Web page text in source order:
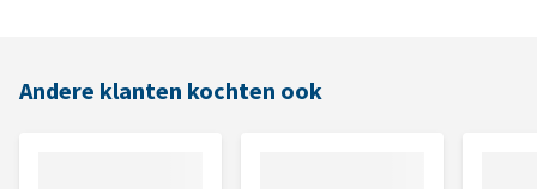
Andere klanten kochten ook